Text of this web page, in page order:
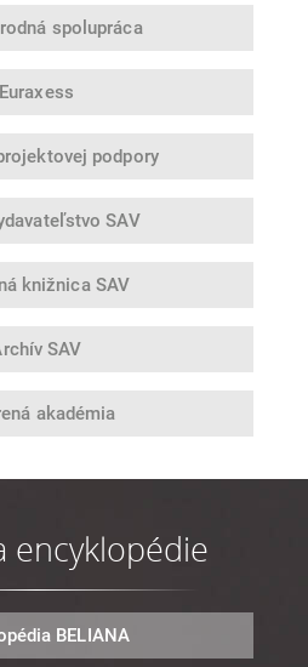
spolupráca
Euraxess
podpory
SAV
knižnica SAV
SAV
akadémia
encyklopédie
BELIANA